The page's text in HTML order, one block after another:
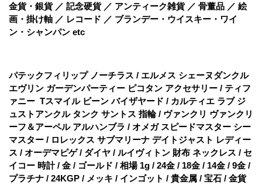
金貨・銀貨 ／ 記念硬貨 ／ アンティーク雑貨 ／ 骨董品 ／ 絵
画・掛け軸 ／ レコード ／ ブランデー・ウイスキー・ワイ
ン・シャンパン etc
パテックフィリップ ノーチラス / エルメス シェーヌダンクル
エヴリン ガーデンパーティー ピコタン アクセサリー / ティフ
ァニー Tスマイル ビーン バイザヤード / カルティエ ラブ ジ
ュストアンクル タンク サントス 指輪 / ヴァンクリ ヴァンクリ
ーフ＆アーペル アルハンブラ / オメガ スピードマスター シー
マスター / ロレックス サブマリーナ デイトジャスト レディー
ス / オーデマピゲ / ダイヤ / ルイヴィトン 財布 ネックレス / セ
イコー 時計 / 金 / ゴールド / 相場 1g / 24金 / 18金 / 14金 / 9金 /
プラチナ / 24KGP / メッキ / インゴット / 貴金属 / 宝石 / 金貨